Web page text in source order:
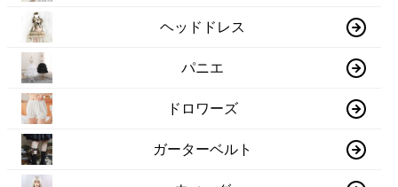
ヘッドドレス
パニエ
ドロワーズ
ガーターベルト